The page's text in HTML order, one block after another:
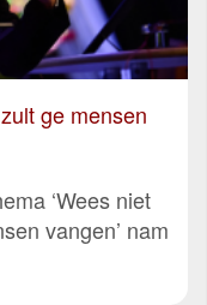
ge mensen
‘Wees niet
vangen’ nam